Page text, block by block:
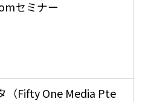
セミナー
（Fifty One Media Pte